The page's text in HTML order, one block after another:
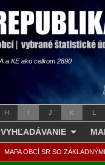
a KE ako celkom 2890
H I J K L
MAPA OBCÍ SR SO